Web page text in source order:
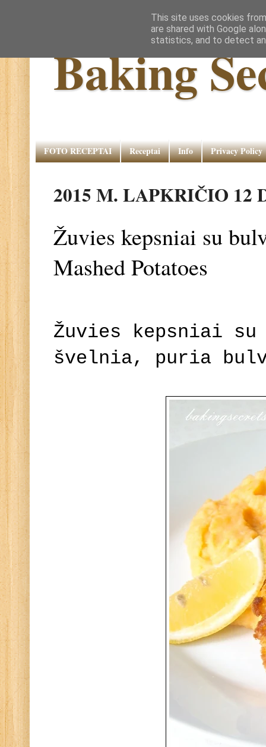
Baking
FOTO RECEPTAI Receptai Info Privacy Policy
2015 M. LAPKRIČIO 12
Žuvies kepsniai su
Mashed Potatoes
Žuvies kepsniai
švelnia, puria
This site uses cookies
are shared with Google
statistics, and to detect